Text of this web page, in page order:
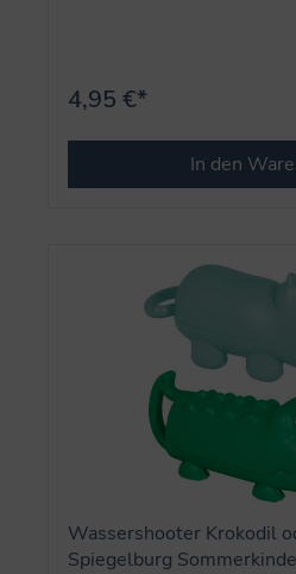
4,95 €*
In den
Wassershooter Krokodil
Spiegelburg